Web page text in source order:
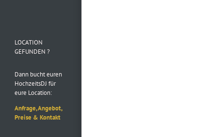
LOCATION
GEFUNDEN ?
Dann bucht euren
HochzeitsDJ für
eure Location:
Anfrage, Angebot,
Preise & Kontakt